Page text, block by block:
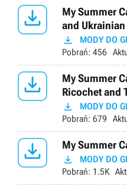

My Summer
and
 MODY DO
Pobrań: 456

My Summer
Ricochet and
 MODY DO
Pobrań: 679
 My Summer
 MODY DO
Pobrań: 1.5K